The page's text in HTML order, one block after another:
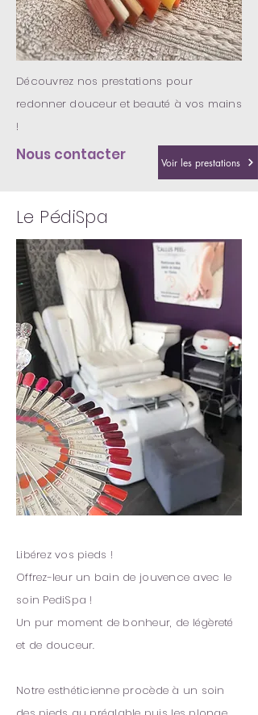
Découvrez nos prestations pour
redonner douceur et beauté à vos mains
!
Nous contacter Voir les prestations
Le PédiSpa
Libérez vos pieds !
Offrez-leur un bain de jouvence avec le
soin PediSpa !
Un pur moment de bonheur, de légèreté
et de douceur.
Notre esthéticienne procède à un soin